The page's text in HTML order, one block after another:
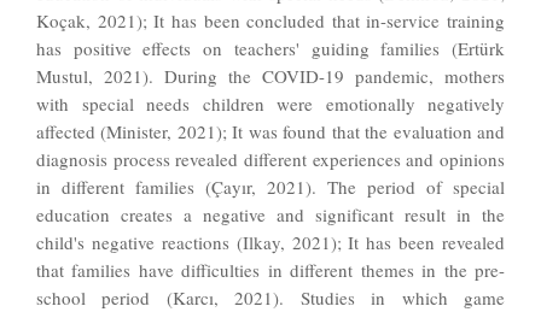
Koçak, 2021); It has been concluded that in-service training
has positive effects on teachers' guiding families (Ertürk
Mustul, 2021). During the COVID-19 pandemic, mothers
with special needs children were emotionally negatively
affected (Minister, 2021); It was found that the evaluation and
diagnosis process revealed different experiences and opinions
in different families (Çayır, 2021). The period of special
education creates a negative and significant result in the
child's negative reactions (Ilkay, 2021); It has been revealed
that families have difficulties in different themes in the pre-
school period (Karcı, 2021). Studies in which game